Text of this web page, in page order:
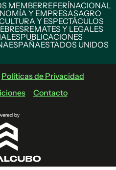
MEMBERREFERÍNACIONAL
Y EMPRESASAGRO
Y ESPECTÁCULOS
REMATES Y LEGALES
PUBLICACIONES
ESPAÑAESTADOS UNIDOS
Políticas de Privacidad
Contacto